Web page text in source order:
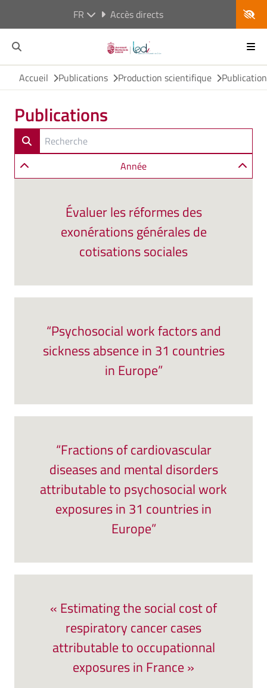
FR Accès directs
Accueil Publications Production scientifique
Publications
Année
Évaluer les réformes des
exonérations générales de
cotisations sociales
“Psychosocial work factors and
sickness absence in 31 countries
in Europe”
“Fractions of cardiovascular
diseases and mental disorders
attributable to psychosocial work
exposures in 31 countries in
Europe”
« Estimating the social cost of
respiratory cancer cases
attributable to occupationnal
exposures in France »